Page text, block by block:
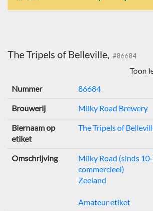
The Tripels of Belleville, #86684
Toon
Nummer
86684
Brouwerij Milky Road Brewery
Biernaam op
etiket
The Tripels of
Omschrijving
Milky Road (sinds
commercieel)
Zeeland
Amateur etiket